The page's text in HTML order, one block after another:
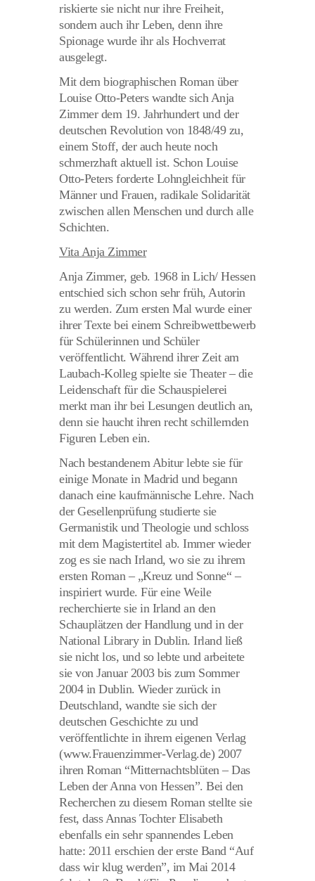
riskierte sie nicht nur ihre Freiheit,
sondern auch ihr Leben, denn ihre
Spionage wurde ihr als Hochverrat
ausgelegt.
Mit dem biographischen Roman über
Louise Otto-Peters wandte sich Anja
Zimmer dem 19. Jahrhundert und der
deutschen Revolution von 1848/49 zu,
einem Stoff, der auch heute noch
schmerzhaft aktuell ist. Schon Louise
Otto-Peters forderte Lohngleichheit für
Männer und Frauen, radikale Solidarität
zwischen allen Menschen und durch alle
Schichten.
Vita Anja Zimmer
Anja Zimmer, geb. 1968 in Lich/ Hessen
entschied sich schon sehr früh, Autorin
zu werden. Zum ersten Mal wurde einer
ihrer Texte bei einem Schreibwettbewerb
für Schülerinnen und Schüler
veröffentlicht. Während ihrer Zeit am
Laubach-Kolleg spielte sie Theater – die
Leidenschaft für die Schauspielerei
merkt man ihr bei Lesungen deutlich an,
denn sie haucht ihren recht schillernden
Figuren Leben ein.
Nach bestandenem Abitur lebte sie für
einige Monate in Madrid und begann
danach eine kaufmännische Lehre. Nach
der Gesellenprüfung studierte sie
Germanistik und Theologie und schloss
mit dem Magistertitel ab. Immer wieder
zog es sie nach Irland, wo sie zu ihrem
ersten Roman – „Kreuz und Sonne“ –
inspiriert wurde. Für eine Weile
recherchierte sie in Irland an den
Schauplätzen der Handlung und in der
National Library in Dublin. Irland ließ
sie nicht los, und so lebte und arbeitete
sie von Januar 2003 bis zum Sommer
2004 in Dublin. Wieder zurück in
Deutschland, wandte sie sich der
deutschen Geschichte zu und
veröffentlichte in ihrem eigenen Verlag
(www.Frauenzimmer-Verlag.de) 2007
ihren Roman “Mitternachtsblüten – Das
Leben der Anna von Hessen”. Bei den
Recherchen zu diesem Roman stellte sie
fest, dass Annas Tochter Elisabeth
ebenfalls ein sehr spannendes Leben
hatte: 2011 erschien der erste Band “Auf
dass wir klug werden”, im Mai 2014